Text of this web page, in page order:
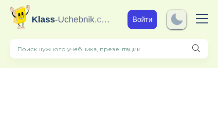
Klass-Uchebnik.com Войти